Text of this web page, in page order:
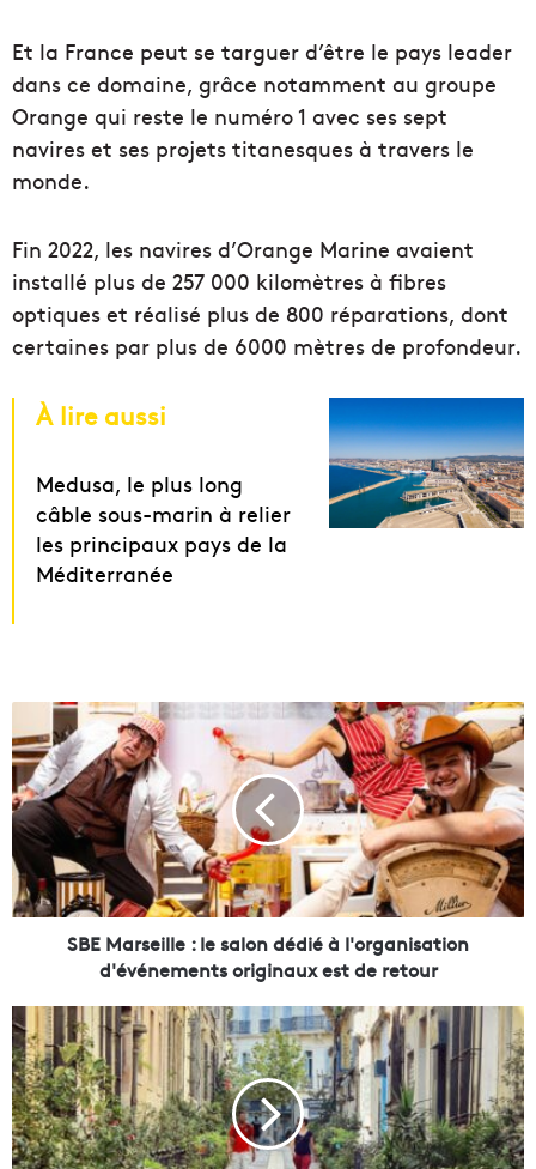
Et la France peut se targuer d’être le pays leader
dans ce domaine, grâce notamment au groupe
Orange qui reste le numéro 1 avec ses sept
navires et ses projets titanesques à travers le
monde.
Fin 2022, les navires d’Orange Marine avaient
installé plus de 257 000 kilomètres à fibres
optiques et réalisé plus de 800 réparations, dont
certaines par plus de 6000 mètres de profondeur.
À lire aussi
Medusa, le plus long
câble sous-marin à relier
les principaux pays de la
Méditerranée
B
E
M
a
r
s
e
i
:
l
e
s
a
l
SBE Marseille : le salon dédié à l'organisation
d'événements originaux est de retour
À
M
a
r
s
e